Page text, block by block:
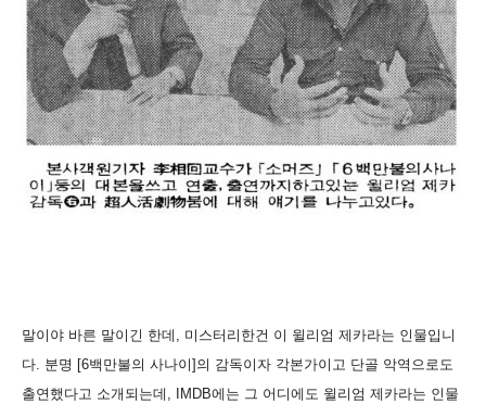
말이야 바른 말이긴 한데, 미스터리한건 이 윌리엄 제카라는 인물입니
다. 분명 [6백만불의 사나이]의 감독이자 각본가이고 단골 악역으로도
출연했다고 소개되는데, IMDB에는 그 어디에도 윌리엄 제카라는 인물